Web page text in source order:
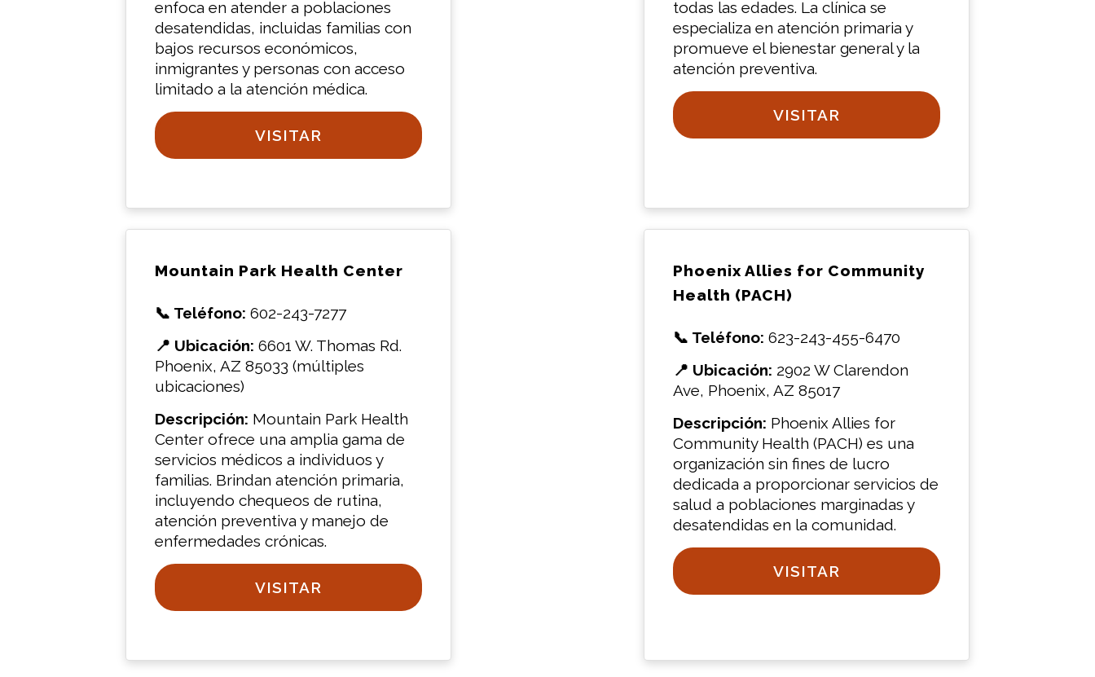
enfoca en atender a poblaciones
desatendidas, incluidas familias con
bajos recursos económicos,
inmigrantes y personas con acceso
limitado a la atención médica.
VISITAR
todas las edades. La clínica se
especializa en atención primaria y
promueve el bienestar general y la
atención preventiva.
VISITAR
Mountain Park Health Center
📞 Teléfono: 602-243-7277
📍 Ubicación: 6601 W. Thomas Rd.
Phoenix, AZ 85033 (múltiples
ubicaciones)
Descripción: Mountain Park Health
Center ofrece una amplia gama de
servicios médicos a individuos y
familias. Brindan atención primaria,
incluyendo chequeos de rutina,
atención preventiva y manejo de
enfermedades crónicas.
VISITAR
Phoenix Allies for Community
Health (PACH)
📞 Teléfono: 623-243-455-6470
📍 Ubicación: 2902 W Clarendon
Ave, Phoenix, AZ 85017
Descripción: Phoenix Allies for
Community Health (PACH) es una
organización sin fines de lucro
dedicada a proporcionar servicios de
salud a poblaciones marginadas y
desatendidas en la comunidad.
VISITAR